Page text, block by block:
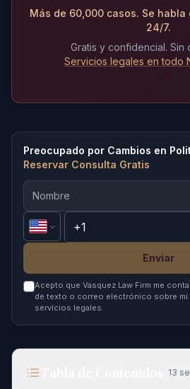
Más de 60,000 casos. Se
24/7.
Gratis y confidencial. Sin
Servicios legales en todo
Preocupado por Cambios en
Reservar Consulta Gratis
Enviar
Acepto que Vasquez Law Firm me
de texto o correo electrónico sobre
servicios legales.
13